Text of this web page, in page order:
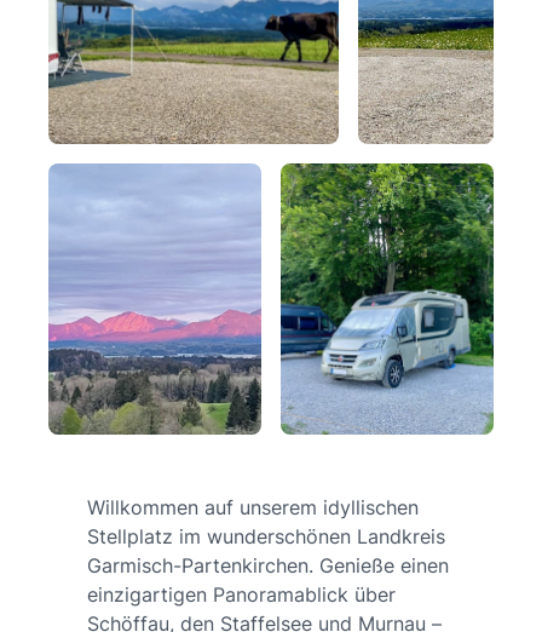
Willkommen auf unserem idyllischen
Stellplatz im wunderschönen Landkreis
Garmisch-Partenkirchen. Genieße einen
einzigartigen Panoramablick über
Schöffau, den Staffelsee und Murnau –